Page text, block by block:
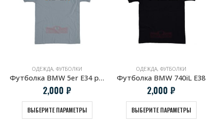
ОДЕЖДА, ФУТБОЛКИ
Футболка BMW 5er E34 радиаторная решетка
2,000 ₽
ВЫБЕРИТЕ ПАРАМЕТРЫ
ОДЕЖДА, ФУТБОЛКИ
Футболка BMW 740iL E38
2,000 ₽
ВЫБЕРИТЕ ПАРАМЕТРЫ